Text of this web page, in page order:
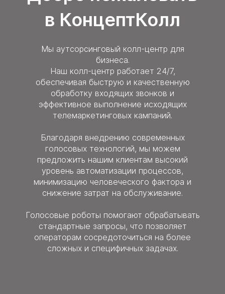
в КонцептКолл
Мы аутсорсинговый колл-центр для
бизнеса.
Наш колл-центр работает 24/7,
обеспечивая быструю и качественную
обработку входящих звонков и
эффективное выполнение исходящих
телемаркетинговых кампаний.
Благодаря внедрению современных
голосовых технологий, мы можем
предложить нашим клиентам высокий
уровень автоматизации процессов,
минимизацию человеческого фактора и
снижение затрат на обслуживание.
Голосовые роботы помогают обрабатывать
стандартные запросы, что позволяет
операторам сосредоточиться на более
сложных и специфичных задачах.